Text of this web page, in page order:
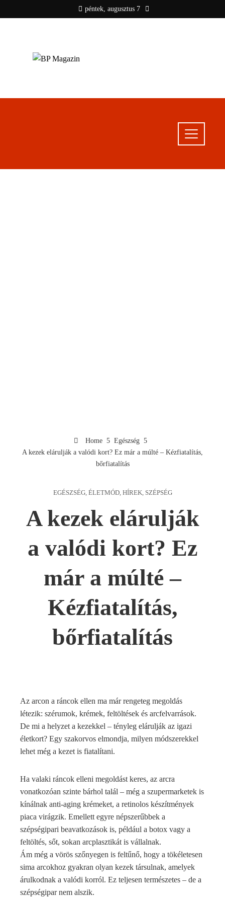
péntek, augusztus 7
Home
Egészség
A kezek elárulják a valódi kort? Ez már a múlté – Kézfiatalítás,
bőrfiatalítás
EGÉSZSÉG, ÉLETMÓD, HÍREK, SZÉPSÉG
A kezek elárulják
a valódi kort? Ez
már a múlté –
Kézfiatalítás,
bőrfiatalítás
Az arcon a ráncok ellen ma már rengeteg megoldás
létezik: szérumok, krémek, feltöltések és arcfelvarrások.
De mi a helyzet a kezekkel – tényleg elárulják az igazi
életkort? Egy szakorvos elmondja, milyen módszerekkel
lehet még a kezet is fiatalítani.
Ha valaki ráncok elleni megoldást keres, az arcra
vonatkozóan szinte bárhol talál – még a szupermarketek is
kínálnak anti-aging krémeket, a retinolos készítmények
piaca virágzik. Emellett egyre népszerűbbek a
szépségipari beavatkozások is, például a botox vagy a
feltöltés, sőt, sokan arcplasztikát is vállalnak.
Ám még a vörös szőnyegen is feltűnő, hogy a tökéletesen
sima arcokhoz gyakran olyan kezek társulnak, amelyek
árulkodnak a valódi korról. Ez teljesen természetes – de a
szépségipar nem alszik.